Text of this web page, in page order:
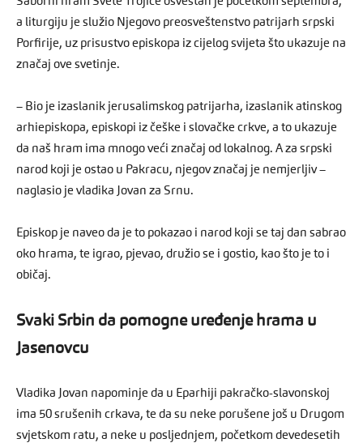
a liturgiju je služio Njegovo preosveštenstvo patrijarh srpski
Porfirije, uz prisustvo episkopa iz cijelog svijeta što ukazuje na
značaj ove svetinje.
– Bio je izaslanik jerusalimskog patrijarha, izaslanik atinskog
arhiepiskopa, episkopi iz češke i slovačke crkve, a to ukazuje
da naš hram ima mnogo veći značaj od lokalnog. A za srpski
narod koji je ostao u Pakracu, njegov značaj je nemjerljiv –
naglasio je vladika Jovan za Srnu.
Episkop je naveo da je to pokazao i narod koji se taj dan sabrao
oko hrama, te igrao, pjevao, družio se i gostio, kao što je to i
običaj.
Svaki Srbin da pomogne uređenje hrama u
Jasenovcu
Vladika Jovan napominje da u Eparhiji pakračko-slavonskoj
ima 50 srušenih crkava, te da su neke porušene još u Drugom
svjetskom ratu, a neke u posljednjem, početkom devedesetih